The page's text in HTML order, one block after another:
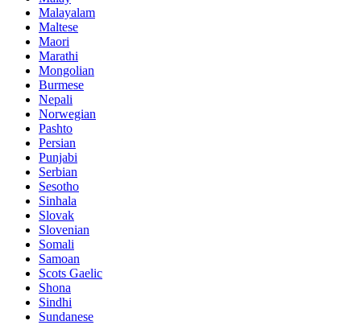
Malayalam
Maltese
Maori
Marathi
Mongolian
Burmese
Nepali
Norwegian
Pashto
Persian
Punjabi
Serbian
Sesotho
Sinhala
Slovak
Slovenian
Somali
Samoan
Scots Gaelic
Shona
Sindhi
Sundanese